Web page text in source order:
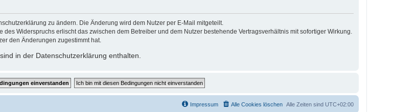
zu ändern. Die Änderung wird dem Nutzer per E-Mail mitgeteilt.
Widerspruchs erlischt das zwischen dem Betreiber und dem Nutzer bestehende Vertragsverhältnis mit sofortiger Wirkung.
den Änderungen zugestimmt hat.
in der Datenschutzerklärung enthalten.
Alle Zeiten sind UTC+02:00
Alle Cookies löschen
Impressum